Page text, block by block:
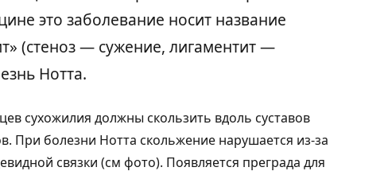
это заболевание носит название
(стеноз — сужение, лигаментит —
Нотта.
сухожилия должны скользить вдоль суставов
При болезни Нотта скольжение нарушается из-за
связки (см фото). Появляется преграда для